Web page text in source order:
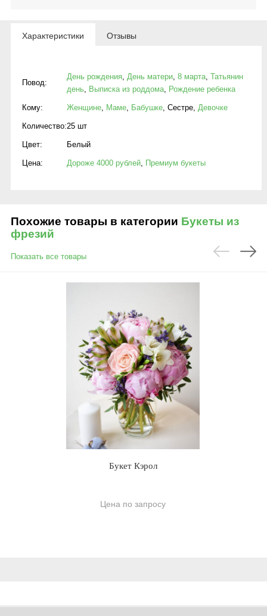
Характеристики Отзывы
Повод:
День рождения, День матери, 8 марта, Татьянин
день, Выписка из роддома, Рождение ребенка
Кому: Женщине, Маме, Бабушке, Сестре, Девочке
Количество:25 шт
Цвет: Белый
Цена: Дороже 4000 рублей, Премиум букеты
Похожие товары в категории Букеты из
фрезий
Показать все товары
Букет Кэрол
Цена по запросу